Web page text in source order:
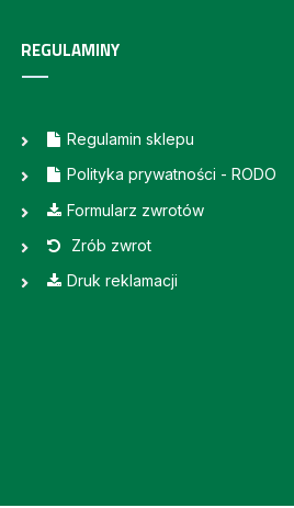
REGULAMINY
Regulamin sklepu
Polityka prywatności - RODO
Formularz zwrotów
Zrób zwrot
Druk reklamacji